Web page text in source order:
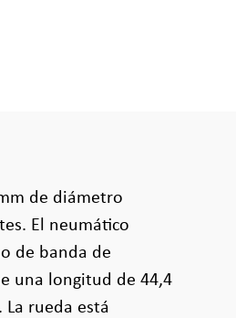
de diámetro
El neumático
de banda de
una longitud de 44,4
rueda está